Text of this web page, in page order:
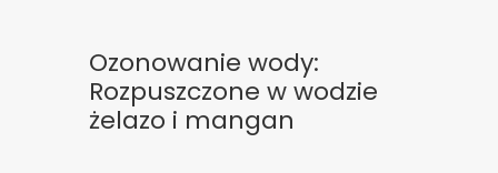
Ozonowanie wody:
Rozpuszczone w wodzie
żelazo i mangan